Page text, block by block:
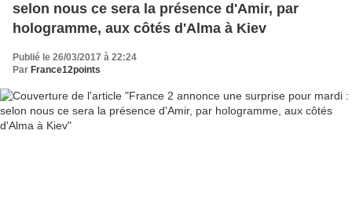
selon nous ce sera la présence d'Amir, par
hologramme, aux côtés d'Alma à Kiev
Publié le 26/03/2017 à 22:24
Par France12points